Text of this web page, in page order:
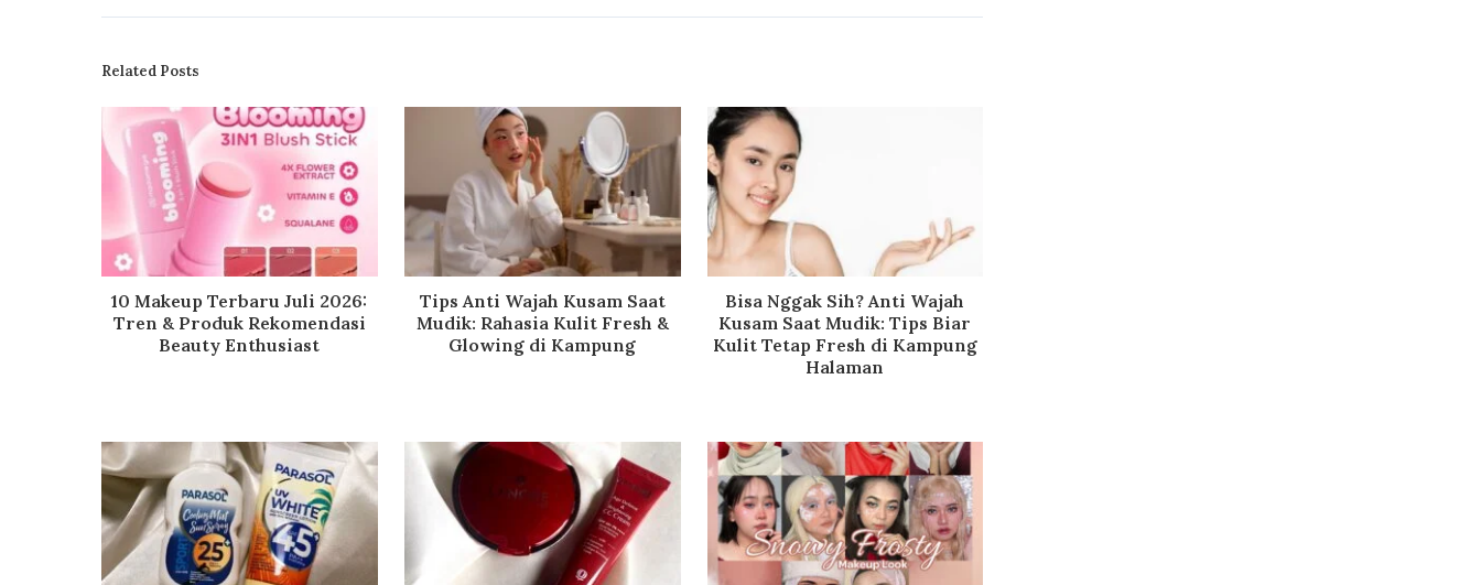
Related Posts
10 Makeup Terbaru Juli 2026:
Tren & Produk Rekomendasi
Beauty Enthusiast
Tips Anti Wajah Kusam Saat
Mudik: Rahasia Kulit Fresh &
Glowing di Kampung
Bisa Nggak Sih? Anti Wajah
Kusam Saat Mudik: Tips Biar
Kulit Tetap Fresh di Kampung
Halaman